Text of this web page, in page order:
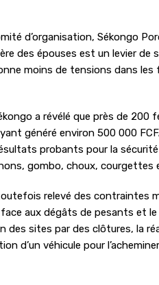
d’organisation, Sékongo
des épouses est un levier
moins de tensions dans
a révélé que près de
généré environ 500 000
probants pour la
gombo, choux, courgettes
relevé des contraintes
aux dégâts de pesants et
des sites par des clôtures, la
d’un véhicule pour